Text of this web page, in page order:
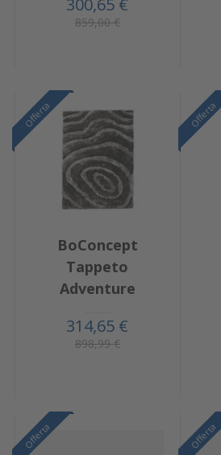
300,65 €
859,00 €
Offerta
BoConcept
Tappeto
Adventure
314,65 €
898,99 €
Offerta
Offerta Offerta